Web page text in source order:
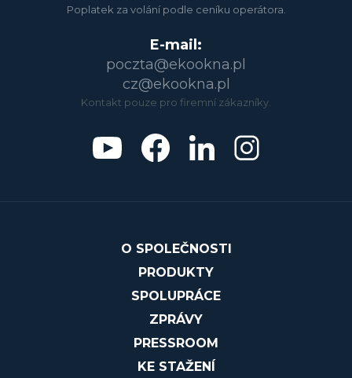
Poplatek za volání podle ceníku operátora.
E-mail:
poczta@ekookna.pl
cz@ekookna.pl
Kontakt pouze pro firemní zákazníky.
O SPOLEČNOSTI
PRODUKTY
SPOLUPRÁCE
ZPRÁVY
PRESSROOM
KE STAŽENÍ